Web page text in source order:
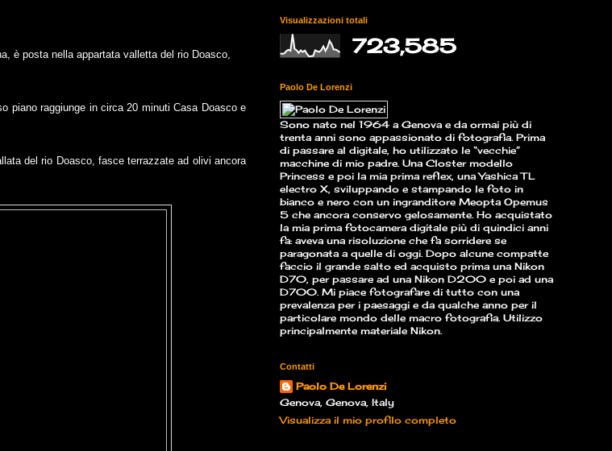
è posta nella appartata valletta del rio Doasco,
piano raggiunge in circa 20 minuti Casa Doasco e
del rio Doasco, fasce terrazzate ad olivi ancora
Visualizzazioni totali
723,585
Paolo De Lorenzi
Sono nato nel 1964 a Genova e da ormai più di
trenta anni sono appassionato di fotografia. Prima
di passare al digitale, ho utilizzato le “vecchie”
macchine di mio padre. Una Closter modello
Princess e poi la mia prima reflex, una Yashica TL
electro X, sviluppando e stampando le foto in
bianco e nero con un ingranditore Meopta Opemus
5 che ancora conservo gelosamente. Ho acquistato
la mia prima fotocamera digitale più di quindici anni
fa: aveva una risoluzione che fa sorridere se
paragonata a quelle di oggi. Dopo alcune compatte
faccio il grande salto ed acquisto prima una Nikon
D70, per passare ad una Nikon D200 e poi ad una
D700. Mi piace fotografare di tutto con una
prevalenza per i paesaggi e da qualche anno per il
particolare mondo delle macro fotografia. Utilizzo
principalmente materiale Nikon.
Contatti
Paolo De Lorenzi
Genova, Genova, Italy
Visualizza il mio profilo completo